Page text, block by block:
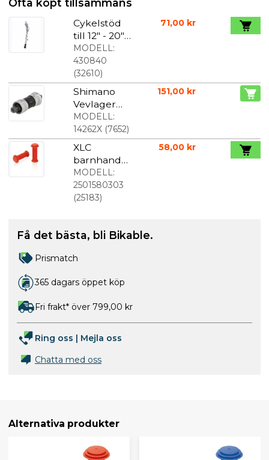
Cykelstöd
till 12" - 20"
hjul
MODELL:
430840
(32610)
71,00 kr
Shimano
Vevlager
fyrkantig
axel BB-
UN300 BSA
MODELL:
14262X(7652)
151,00 kr
XLC
barnhandta
g i röd
MODELL:
2501580303
(25183)
58,00 kr
Få det bästa, bli Bikable.
Prismatch
365 dagars öppet köp
Fri frakt* över 799,00 kr
Ring oss | Mejla oss
Chatta med oss
Alternativa produkter